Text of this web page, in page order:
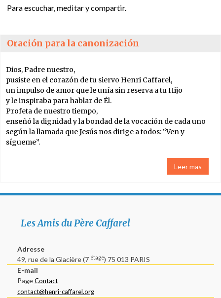
canonización
obra
cogido por Dios
Un fundador
El coloquio de
2010
Documentos
Bibliografía
Escritos sobre el
Padre Caffarel
í
Para escuchar, meditar y compartir.
Oración para la canonización
Dios, Padre nuestro,
pusiste en el corazón de tu siervo Henri Caffarel,
un impulso de amor que le unía sin reserva a tu Hijo
y le inspiraba para hablar de Él.
Profeta de nuestro tiempo,
enseñó la dignidad y la bondad de la vocación de cada uno
según la llamada que Jesús nos dirige a todos: “Ven y
sígueme”.
Leer mas
Les Amis du Père Caffarel
Adresse
49, rue de la Glacière (7 étage) 75 013 PARIS
E-mail
PageContact
contact@henri-caffarel.org